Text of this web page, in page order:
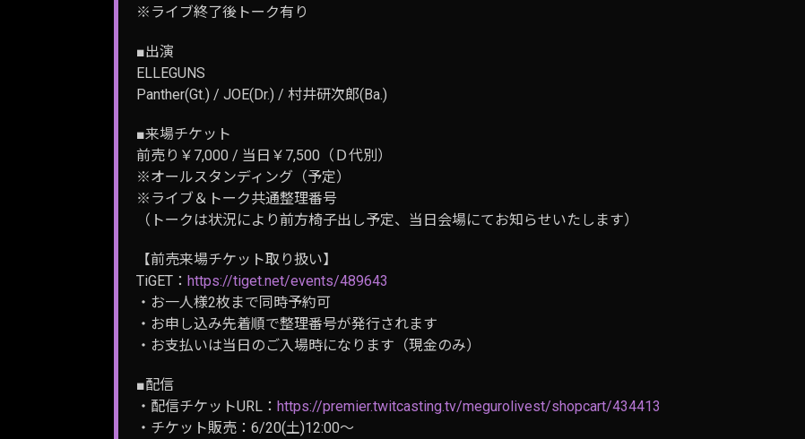
※ライブ終了後トーク有り
■出演
ELLEGUNS
Panther(Gt.) / JOE(Dr.) / 村井研次郎(Ba.)
■来場チケット
前売り￥7,000 / 当日￥7,500（Ｄ代別）
※オールスタンディング（予定）
※ライブ＆トーク共通整理番号
（トークは状況により前方椅子出し予定、当日会場にてお知らせいたします）
【前売来場チケット取り扱い】
TiGET： https://tiget.net/events/489643
・お一人様2枚まで同時予約可
・お申し込み先着順で整理番号が発行されます
・お支払いは当日のご入場時になります（現金のみ）
■配信
・配信チケットURL： https://premier.twitcasting.tv/megurolivest/shopcart/434413
・チケット販売：6/20(土)12:00〜